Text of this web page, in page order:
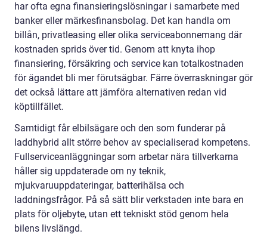
har ofta egna finansieringslösningar i samarbete med
banker eller märkesfinansbolag. Det kan handla om
billån, privatleasing eller olika serviceabonnemang där
kostnaden sprids över tid. Genom att knyta ihop
finansiering, försäkring och service kan totalkostnaden
för ägandet bli mer förutsägbar. Färre överraskningar gör
det också lättare att jämföra alternativen redan vid
köptillfället.
Samtidigt får elbilsägare och den som funderar på
laddhybrid allt större behov av specialiserad kompetens.
Fullserviceanläggningar som arbetar nära tillverkarna
håller sig uppdaterade om ny teknik,
mjukvaruuppdateringar, batterihälsa och
laddningsfrågor. På så sätt blir verkstaden inte bara en
plats för oljebyte, utan ett tekniskt stöd genom hela
bilens livslängd.